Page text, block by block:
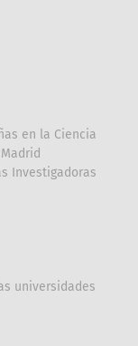
en la Ciencia
Investigadoras
universidades